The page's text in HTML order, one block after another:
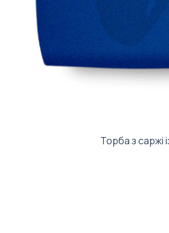
Торба з саржі